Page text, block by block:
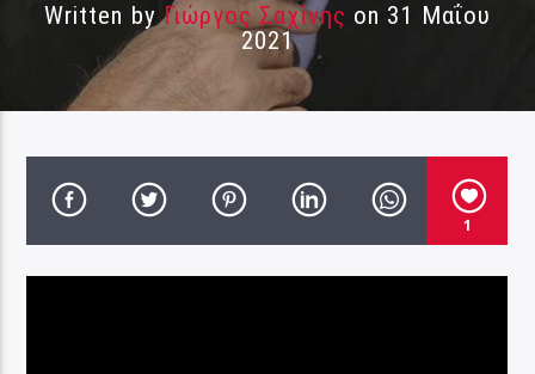
Written byΓιώργος Σαχίνης on 31 Μαΐου
2021
1